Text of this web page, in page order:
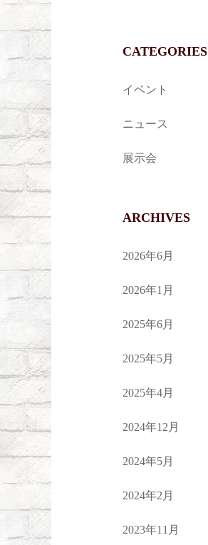
CATEGORIES
イベント
ニュース
展示会
ARCHIVES
2026年6月
2026年1月
2025年6月
2025年5月
2025年4月
2024年12月
2024年5月
2024年2月
2023年11月